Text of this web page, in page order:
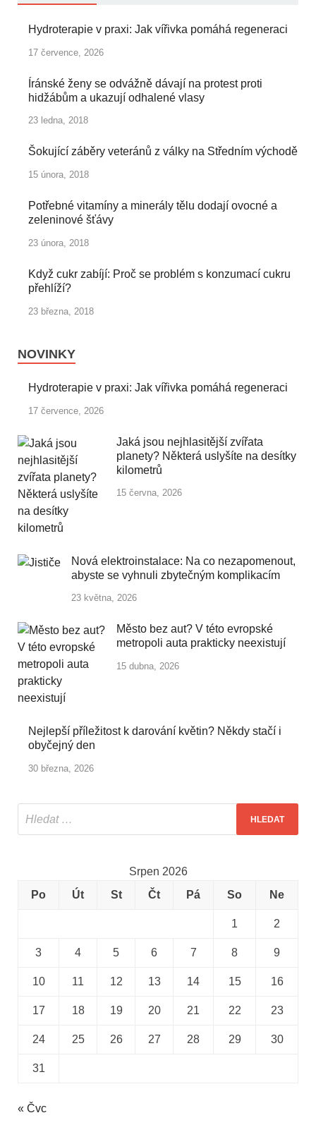
Hydroterapie v praxi: Jak vířivka pomáhá regeneraci
17 července, 2026
Íránské ženy se odvážně dávají na protest proti
hidžábům a ukazují odhalené vlasy
23 ledna, 2018
Šokující záběry veteránů z války na Středním východě
15 února, 2018
Potřebné vitamíny a minerály tělu dodají ovocné a
zeleninové šťávy
23 února, 2018
Když cukr zabíjí: Proč se problém s konzumací cukru
přehlíží?
23 března, 2018
NOVINKY
Hydroterapie v praxi: Jak vířivka pomáhá regeneraci
17 července, 2026
Jaká jsou nejhlasitější zvířata
planety? Některá uslyšíte na desítky
kilometrů
15 června, 2026
Nová elektroinstalace: Na co nezapomenout,
abyste se vyhnuli zbytečným komplikacím
23 května, 2026
Město bez aut? V této evropské
metropoli auta prakticky neexistují
15 dubna, 2026
Nejlepší příležitost k darování květin? Někdy stačí i
obyčejný den
30 března, 2026
Srpen 2026
Po
Út St Čt Pá So Ne
1 2
3 4 5 6 7 8 9
10 11 12 13 14 15 16
17 18 19 20 21 22 23
24 25 26 27 28 29 30
31
« Čvc